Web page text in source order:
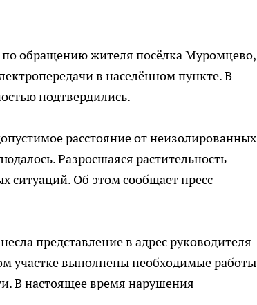
по обращению жителя посёлка Муромцево,
в населённом пункте. В
подтвердились.
расстояние от неизолированных
Разросшаяся растительность
ситуаций. Об этом сообщает пресс-
представление в адрес руководителя
участке выполнены необходимые работы
В настоящее время нарушения